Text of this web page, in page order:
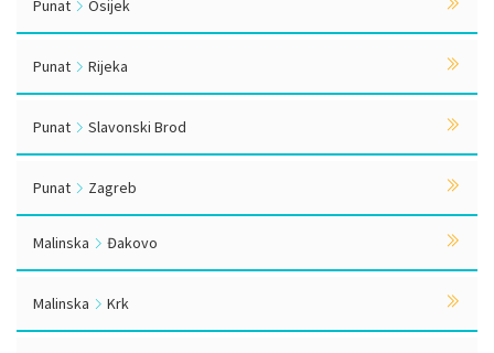
Punat Osijek
Punat Rijeka
Punat Slavonski Brod
Punat Zagreb
Malinska Đakovo
Malinska Krk